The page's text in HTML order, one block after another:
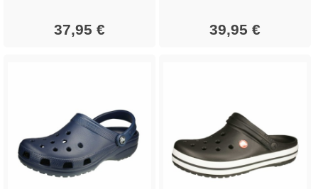
37,95 € 39,95 €